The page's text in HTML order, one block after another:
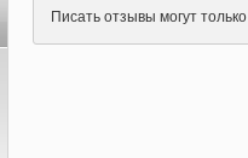
Писать отзывы могут только